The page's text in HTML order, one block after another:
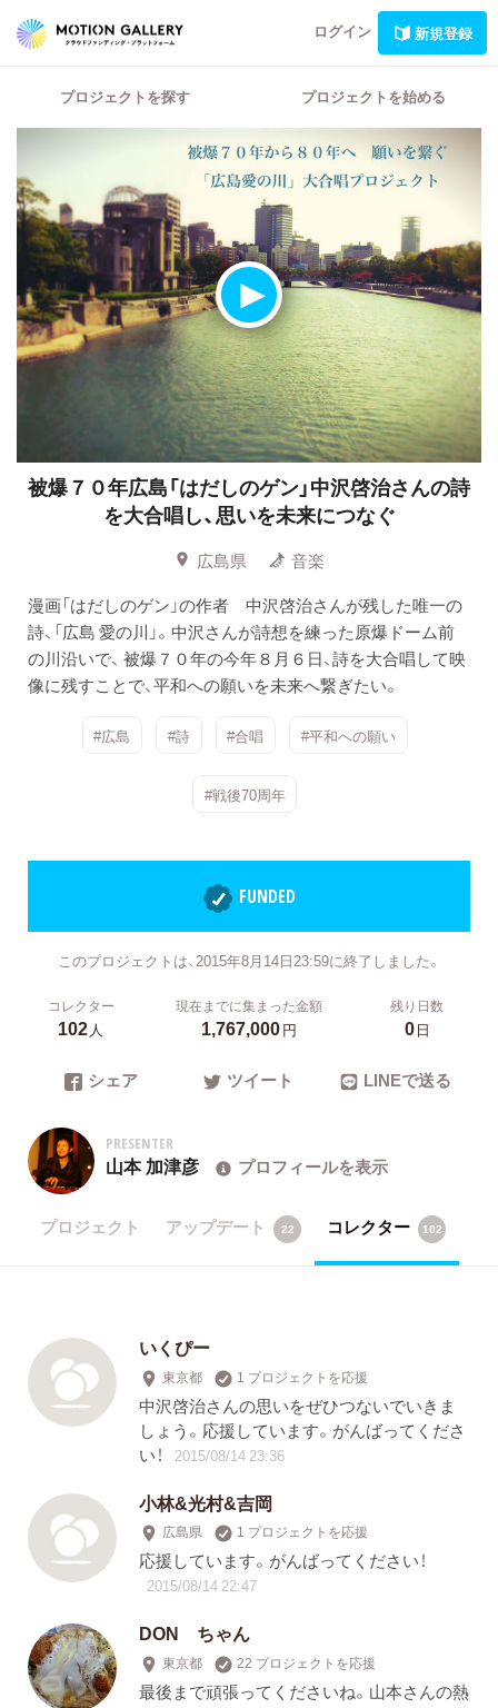
ログイン 新規登録
プロジェクトを探す プロジェクトを始める
被爆７０年広島「はだしのゲン」中沢啓治さんの詩
を大合唱し、思いを未来につなぐ
広島県
音楽
漫画「はだしのゲン」の作者 中沢啓治さんが残した唯一の
詩、「広島 愛の川」。中沢さんが詩想を練った原爆ドーム前
の川沿いで、 被爆７０年の今年８月６日、詩を大合唱して映
像に残すことで、平和への願いを未来へ繋ぎたい。
#広島 #詩 #合唱 #平和への願い
#戦後70周年
FUNDED
このプロジェクトは、2015年8月14日23:59に終了しました。
コレクター
102人
現在までに集まった金額
1,767,000円
残り日数
0日
シェア ツイート LINEで送る
PRESENTER
山本 加津彦 プロフィールを表示
プロジェクト アップデート 22 コレクター 102
いくぴー
東京都 1 プロジェクトを応援
中沢啓治さんの思いをぜひつないでいきま
しょう。応援しています。がんばってくださ
い！
2015/08/14 23:36
小林&光村&吉岡
広島県 1 プロジェクトを応援
応援しています。がんばってください！
2015/08/14 22:47
DON ちゃん
東京都 22 プロジェクトを応援
最後まで頑張ってくださいね。山本さんの熱